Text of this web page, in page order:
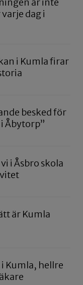
dag i
i Kumla firar
besked för
Åbytorp”
i Åsbro skola
är Kumla
Kumla, hellre